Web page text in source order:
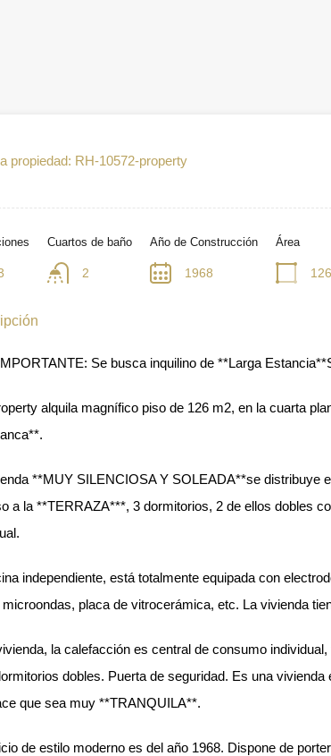
propiedad: RH-10572-property
Cuartos de baño
2
Año de Construcción
1968
Área
126
Se busca inquilino de **Larga
alquila magnífico piso de 126 m2, en la cuarta
**MUY SILENCIOSA Y SOLEADA**se distribuye
a la **TERRAZA***, 3 dormitorios, 2 de ellos dobles
independiente, está totalmente equipada con
microondas, placa de vitrocerámica, etc. La vivienda
la calefacción es central de consumo
dobles. Puerta de seguridad. Es una
que sea muy **TRANQUILA**.
de estilo moderno es del año 1968. Dispone de